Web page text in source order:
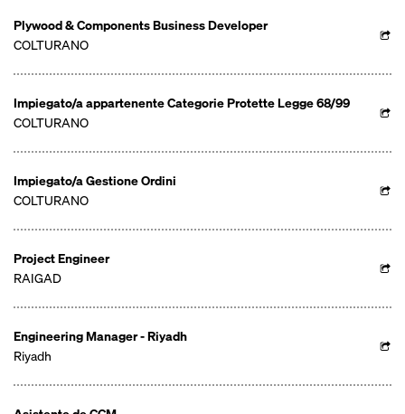
Plywood & Components Business Developer
COLTURANO
Impiegato/a appartenente Categorie Protette Legge 68/99
COLTURANO
Impiegato/a Gestione Ordini
COLTURANO
Project Engineer
RAIGAD
Engineering Manager - Riyadh
Riyadh